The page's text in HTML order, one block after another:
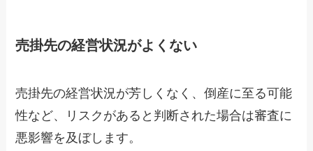
売掛先の経営状況がよくない
売掛先の経営状況が芳しくなく、倒産に至る可能
性など、リスクがあると判断された場合は審査に
悪影響を及ぼします。